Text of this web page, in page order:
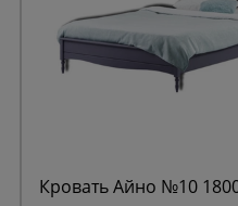
Кровать Айно №10